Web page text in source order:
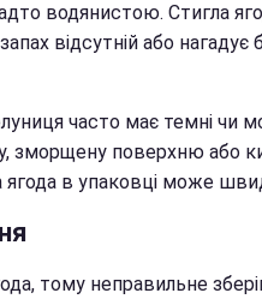
водянистою. Стигла
відсутній або нагадує
часто має темні чи
зморщену поверхню або
ягода в упаковці може
тому неправильне